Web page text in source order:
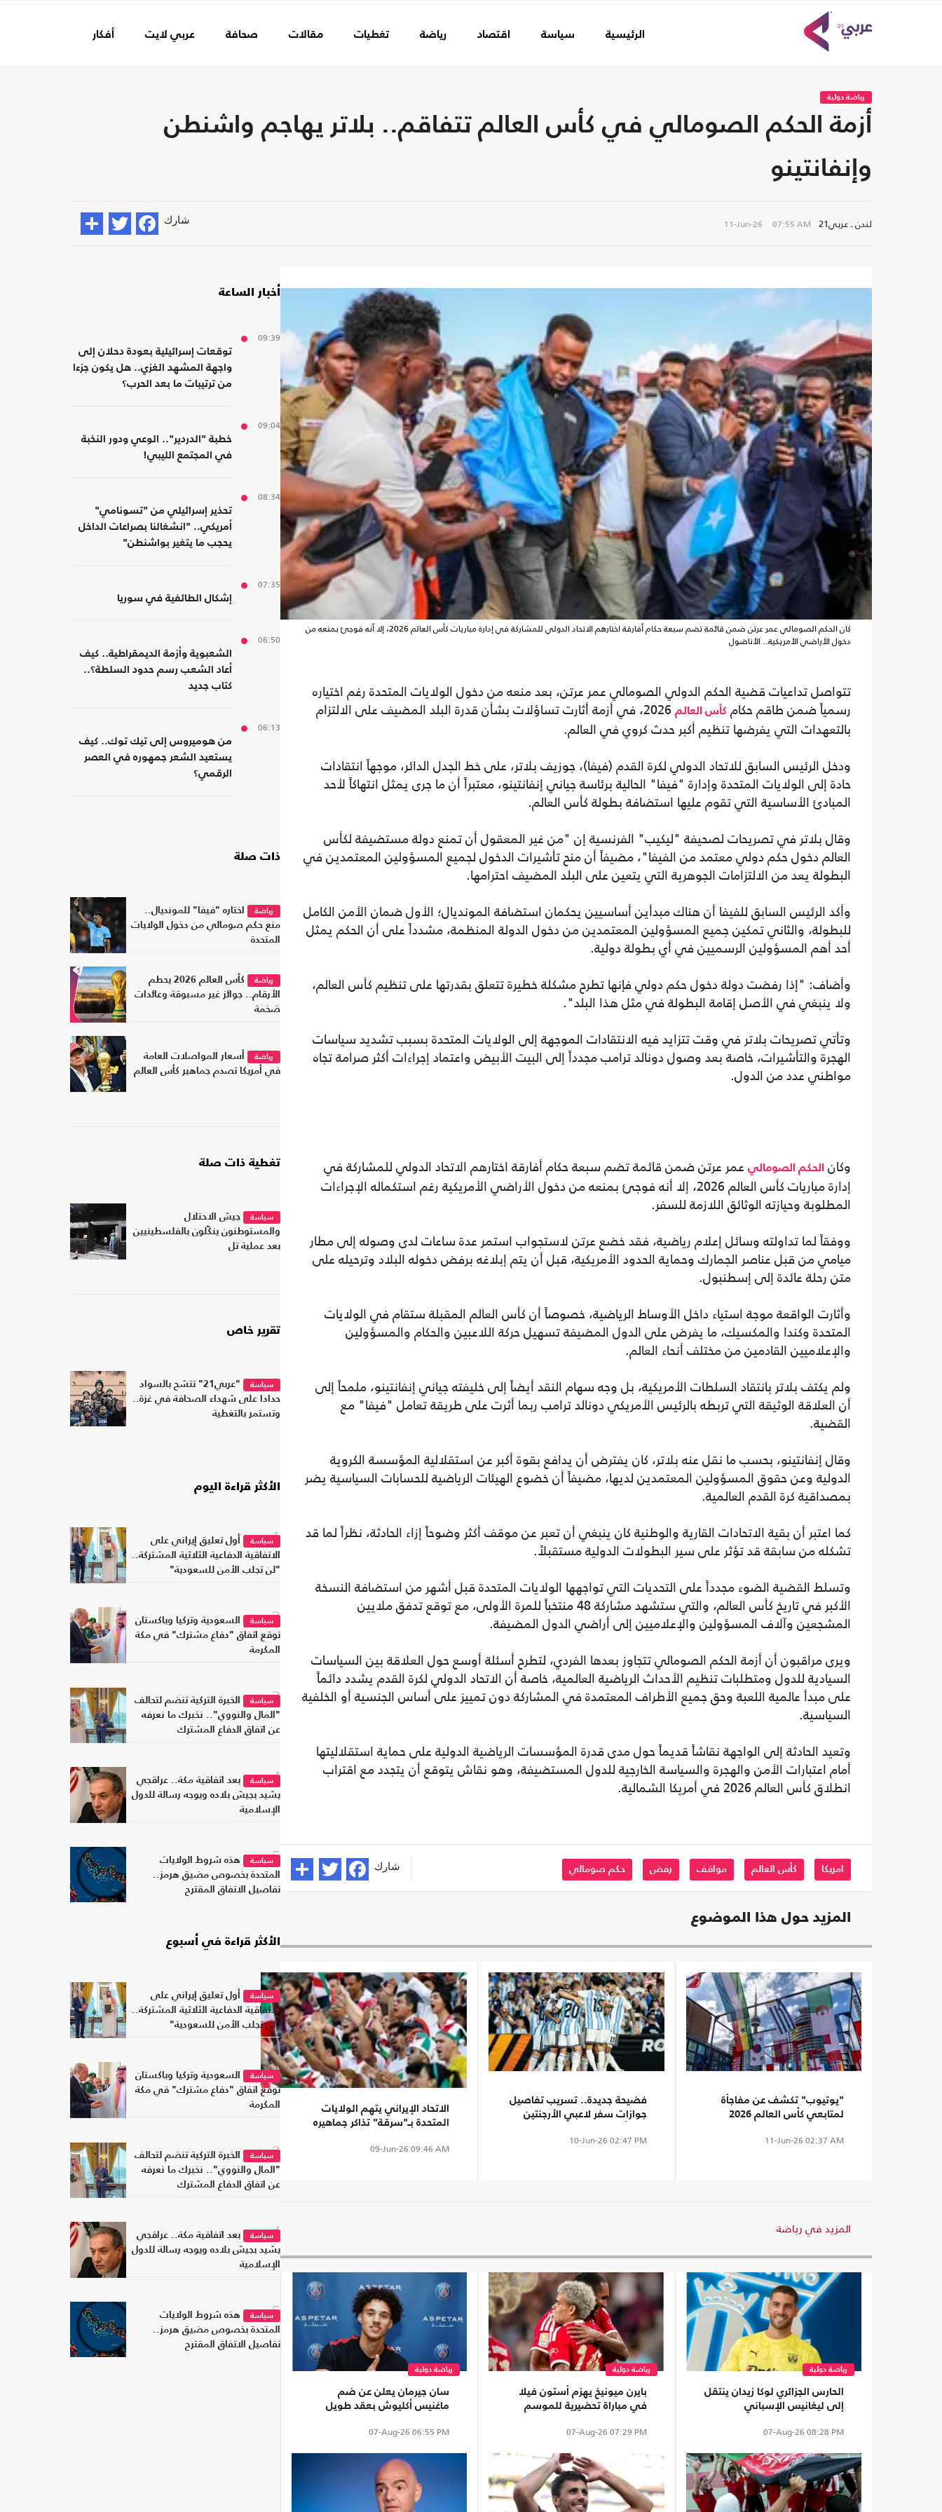
الرئيسية سياسة اقتصاد رياضة تغطيات مقالات صحافة عربي لايت أفكار
رياضة دولية
أزمة الحكم الصومالي في كأس العالم تتفاقم.. بلاتر يهاجم واشنطن
وإنفانتينو
لندن ـ عربي21 11-Jun-26 07:55 AM شارك
كان الحكم الصومالي عمر عرتن ضمن قائمة تضم سبعة حكام أفارقة اختارهم الاتحاد الدولي للمشاركة في إدارة مباريات كأس العالم 2026، إلا أنه فوجئ بمنعه من
دخول الأراضي الأمريكية.. الأناضول
تتواصل تداعيات قضية الحكم الدولي الصومالي عمر عرتن، بعد منعه من دخول الولايات المتحدة رغم اختياره
رسمياً ضمن طاقم حكام كأس العالم
2026، في أزمة أثارت تساؤلات بشأن قدرة البلد المضيف على الالتزام
بالتعهدات التي يفرضها تنظيم أكبر حدث كروي في العالم.
ودخل الرئيس السابق للاتحاد الدولي لكرة القدم (فيفا)، جوزيف بلاتر، على خط الجدل الدائر، موجهاً انتقادات
حادة إلى الولايات المتحدة وإدارة "فيفا" الحالية برئاسة جياني إنفانتينو، معتبراً أن ما جرى يمثل انتهاكاً لأحد
المبادئ الأساسية التي تقوم عليها استضافة بطولة كأس العالم.
وقال بلاتر في تصريحات لصحيفة "ليكيب" الفرنسية إن "من غير المعقول أن تمنع دولة مستضيفة لكأس
العالم دخول حكم دولي معتمد من الفيفا"، مضيفاً أن منح تأشيرات الدخول لجميع المسؤولين المعتمدين في
البطولة يعد من الالتزامات الجوهرية التي يتعين على البلد المضيف احترامها.
وأكد الرئيس السابق للفيفا أن هناك مبدأين أساسيين يحكمان استضافة المونديال؛ الأول ضمان الأمن الكامل
للبطولة، والثاني تمكين جميع المسؤولين المعتمدين من دخول الدولة المنظمة، مشدداً على أن الحكم يمثل
أحد أهم المسؤولين الرسميين في أي بطولة دولية.
وأضاف: "إذا رفضت دولة دخول حكم دولي فإنها تطرح مشكلة خطيرة تتعلق بقدرتها على تنظيم كأس العالم،
ولا ينبغي في الأصل إقامة البطولة في مثل هذا البلد".
وتأتي تصريحات بلاتر في وقت تتزايد فيه الانتقادات الموجهة إلى الولايات المتحدة بسبب تشديد سياسات
الهجرة والتأشيرات، خاصة بعد وصول دونالد ترامب مجدداً إلى البيت الأبيض واعتماد إجراءات أكثر صرامة تجاه
مواطني عدد من الدول.
وكان الحكم الصومالي عمر عرتن ضمن قائمة تضم سبعة حكام أفارقة اختارهم الاتحاد الدولي للمشاركة في
إدارة مباريات كأس العالم 2026، إلا أنه فوجئ بمنعه من دخول الأراضي الأمريكية رغم استكماله الإجراءات
المطلوبة وحيازته الوثائق اللازمة للسفر.
ووفقاً لما تداولته وسائل إعلام رياضية، فقد خضع عرتن لاستجواب استمر عدة ساعات لدى وصوله إلى مطار
ميامي من قبل عناصر الجمارك وحماية الحدود الأمريكية، قبل أن يتم إبلاغه برفض دخوله البلاد وترحيله على
متن رحلة عائدة إلى إسطنبول.
وأثارت الواقعة موجة استياء داخل الأوساط الرياضية، خصوصاً أن كأس العالم المقبلة ستقام في الولايات
المتحدة وكندا والمكسيك، ما يفرض على الدول المضيفة تسهيل حركة اللاعبين والحكام والمسؤولين
والإعلاميين القادمين من مختلف أنحاء العالم.
ولم يكتف بلاتر بانتقاد السلطات الأمريكية، بل وجه سهام النقد أيضاً إلى خليفته جياني إنفانتينو، ملمحاً إلى
أن العلاقة الوثيقة التي تربطه بالرئيس الأمريكي دونالد ترامب ربما أثرت على طريقة تعامل "فيفا" مع
القضية.
وقال إنفانتينو، بحسب ما نقل عنه بلاتر، كان يفترض أن يدافع بقوة أكبر عن استقلالية المؤسسة الكروية
الدولية وعن حقوق المسؤولين المعتمدين لديها، مضيفاً أن خضوع الهيئات الرياضية للحسابات السياسية يضر
بمصداقية كرة القدم العالمية.
كما اعتبر أن بقية الاتحادات القارية والوطنية كان ينبغي أن تعبر عن موقف أكثر وضوحاً إزاء الحادثة، نظراً لما قد
تشكله من سابقة قد تؤثر على سير البطولات الدولية مستقبلاً.
وتسلط القضية الضوء مجدداً على التحديات التي تواجهها الولايات المتحدة قبل أشهر من استضافة النسخة
الأكبر في تاريخ كأس العالم، والتي ستشهد مشاركة 48 منتخباً للمرة الأولى، مع توقع تدفق ملايين
المشجعين وآلاف المسؤولين والإعلاميين إلى أراضي الدول المضيفة.
ويرى مراقبون أن أزمة الحكم الصومالي تتجاوز بعدها الفردي، لتطرح أسئلة أوسع حول العلاقة بين السياسات
السيادية للدول ومتطلبات تنظيم الأحداث الرياضية العالمية، خاصة أن الاتحاد الدولي لكرة القدم يشدد دائماً
على مبدأ عالمية اللعبة وحق جميع الأطراف المعتمدة في المشاركة دون تمييز على أساس الجنسية أو الخلفية
السياسية.
وتعيد الحادثة إلى الواجهة نقاشاً قديماً حول مدى قدرة المؤسسات الرياضية الدولية على حماية استقلاليتها
أمام اعتبارات الأمن والهجرة والسياسة الخارجية للدول المستضيفة، وهو نقاش يتوقع أن يتجدد مع اقتراب
انطلاق كأس العالم 2026 في أمريكا الشمالية.
امريكا كأس العالم مواقف رفض حكم صومالي شارك
المزيد حول هذا الموضوع
"يوتيوب" تكشف عن مفاجأة
لمتابعي كأس العالم 2026
11-Jun-26 02:37 AM
فضيحة جديدة.. تسريب تفاصيل
جوازات سفر لاعبي الأرجنتين
10-Jun-26 02:47 PM
الاتحاد الإيراني يتهم الولايات
المتحدة بـ"سرقة" تذاكر جماهيره
09-Jun-26 09:46 AM
المزيد في رياضة
رياضة دولية
الحارس الجزائري لوكا زيدان ينتقل
إلى ليغانيس الإسباني
07-Aug-26 08:28 PM
رياضة دولية
بايرن ميونيخ يهزم أستون فيلا
في مباراة تحضيرية للموسم
07-Aug-26 07:29 PM
رياضة دولية
سان جيرمان يعلن عن ضم
ماغنيس أكليوش بعقد طويل
07-Aug-26 06:55 PM
أخبار الساعة
09:39
توقعات إسرائيلية بعودة دحلان إلى
واجهة المشهد الغزي.. هل يكون جزءا
من ترتيبات ما بعد الحرب؟
09:04
خطبة "الدردير".. الوعي ودور النخبة
في المجتمع الليبي!
08:34
تحذير إسرائيلي من "تسونامي"
أمريكي.. "انشغالنا بصراعات الداخل
يحجب ما يتغير بواشنطن"
07:35
إشكال الطائفية في سوريا
06:50
الشعبوية وأزمة الديمقراطية.. كيف
أعاد الشعب رسم حدود السلطة؟..
كتاب جديد
06:13
من هوميروس إلى تيك توك.. كيف
يستعيد الشعر جمهوره في العصر
الرقمي؟
ذات صلة
رياضة
اختاره "فيفا" للمونديال..
منع حكم صومالي من دخول الولايات
المتحدة
رياضة
كأس العالم 2026 يحطم
الأرقام.. جوائز غير مسبوقة وعائدات
ضخمة
رياضة
أسعار المواصلات العامة
في أمريكا تصدم جماهير كأس العالم
تغطية ذات صلة
سياسة
جيش الاحتلال
والمستوطنون ينكّلون بالفلسطينيين
بعد عملية تل
تقرير خاص
سياسة
"عربي21" تتشح بالسواد
حدادا على شهداء الصحافة في غزة..
وتستمر بالتغطية
الأكثر قراءة اليوم
1سياسة
أول تعليق إيراني على
الاتفاقية الدفاعية الثلاثية المشتركة..
"لن تجلب الأمن للسعودية"
2سياسة
السعودية وتركيا وباكستان
توقع اتفاق "دفاع مشترك" في مكة
المكرمة
3سياسة
الخبرة التركية تنضم لتحالف
"المال والنووي".. نخبرك ما نعرفه
عن اتفاق الدفاع المشترك
4سياسة
بعد اتفاقية مكة.. عراقجي
يشيد بجيش بلاده ويوجه رسالة للدول
الإسلامية
5سياسة
هذه شروط الولايات
المتحدة بخصوص مضيق هرمز..
تفاصيل الاتفاق المقترح
الأكثر قراءة في أسبوع
1سياسة
أول تعليق إيراني على
الاتفاقية الدفاعية الثلاثية المشتركة..
"لن تجلب الأمن للسعودية"
2سياسة
السعودية وتركيا وباكستان
توقع اتفاق "دفاع مشترك" في مكة
المكرمة
3سياسة
الخبرة التركية تنضم لتحالف
"المال والنووي".. نخبرك ما نعرفه
عن اتفاق الدفاع المشترك
4سياسة
بعد اتفاقية مكة.. عراقجي
يشيد بجيش بلاده ويوجه رسالة للدول
الإسلامية
5سياسة
هذه شروط الولايات
المتحدة بخصوص مضيق هرمز..
تفاصيل الاتفاق المقترح